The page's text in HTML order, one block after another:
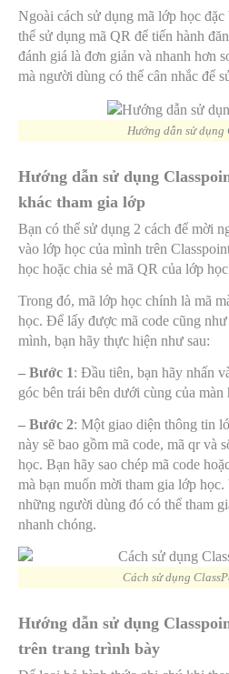
Ngoài cách sử dụng mã lớp học
thể sử dụng mã QR để tiến hành
đánh giá là đơn giản và nhanh hơn
mà người dùng có thể cân nhắc để
Hướng dẫn sử dụng
Hướng dẫn sử dụng
khác tham gia lớp
Bạn có thể sử dụng 2 cách để mời
vào lớp học của mình trên
học hoặc chia sẻ mã QR của lớp
Trong đó, mã lớp học chính là mã
học. Để lấy được mã code cũng
mình, bạn hãy thực hiện như sau:
– Bước 1: Đầu tiên, bạn hãy nhấn
góc bên trái bên dưới cùng của
– Bước 2: Một giao diện thông tin
này sẽ bao gồm mã code, mã qr và
học. Bạn hãy sao chép mã code
mà bạn muốn mời tham gia lớp
những người dùng đó có thể tham
nhanh chóng.
Cách sử dụng
Hướng dẫn sử dụng
trên trang trình bày